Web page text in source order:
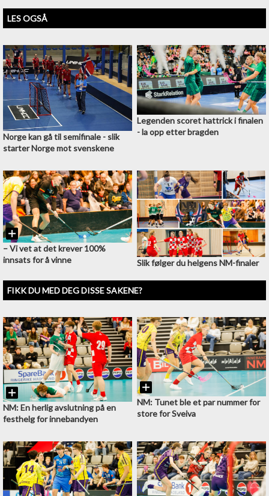
LES OGSÅ
Norge kan gå til semifinale - slik
starter Norge mot svenskene
Legenden scoret hattrick i finalen
- la opp etter bragden
–⁠ Vi vet at det krever 100%
innsats for å vinne
Slik følger du helgens NM-finaler
FIKK DU MED DEG DISSE SAKENE?
NM: En herlig avslutning på en
festhelg for innebandyen
NM: Tunet ble et par nummer for
store for Sveiva